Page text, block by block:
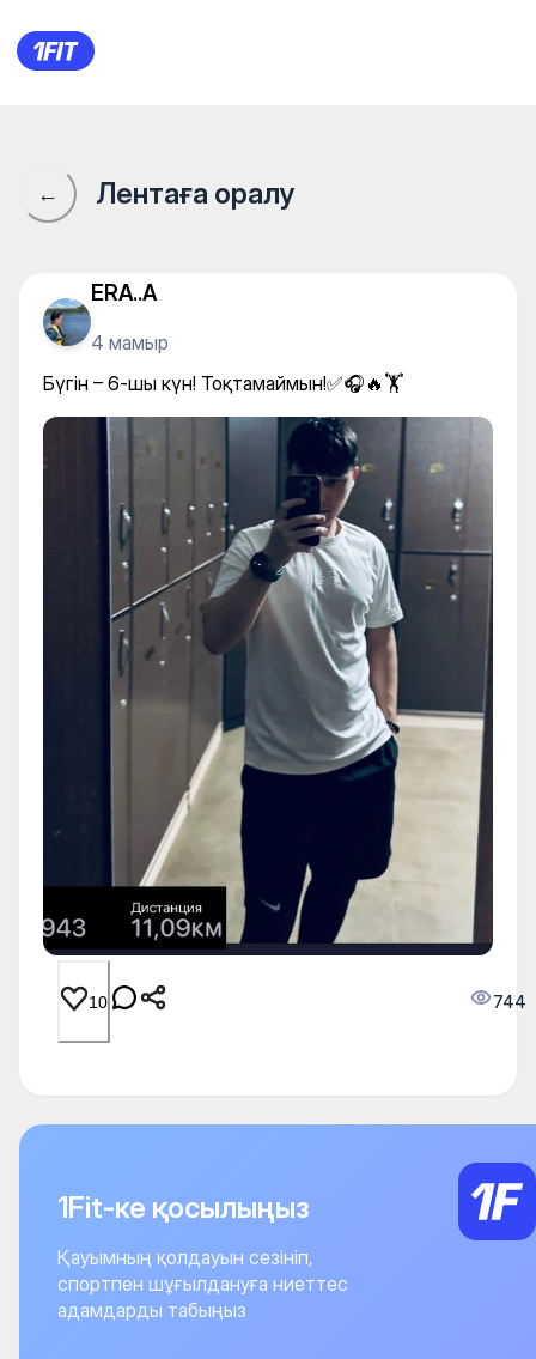
Бүгін – 6-шы күн!
← Лентаға оралу
ERA..A
4 мамыр
Бүгін – 6-шы күн! Тоқтамаймын!✅🎧🔥🏋️
10 744
1Fit-ке қосылыңыз
Қауымның қолдауын сезініп,
спортпен шұғылдануға ниеттес
адамдарды табыңыз